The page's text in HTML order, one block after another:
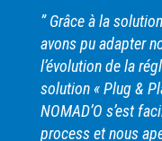
” Grâce à la
avons pu adapter
l’évolution de la
solution « Plug &
NOMAD’O s’est
process et nous